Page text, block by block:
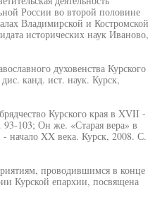
России во второй половине
Владимирской и Костромской
исторических наук Иваново,
духовенства Курского
канд. ист. наук. Курск,
Курского края в XVII -
103; Он же. «Старая вера» в
начало XX века. Курск, 2008. С.
проводившимся в конце
Курской епархии, посвящена